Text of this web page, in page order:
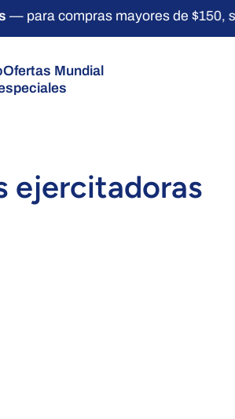
— para compras mayores de $150,
Ofertas Mundial
ejercitadoras